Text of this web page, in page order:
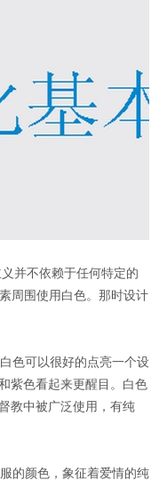
并不依赖于任何特定的
周围使用白色。那时设计
色可以很好的点亮一个设
紫色看起来更醒目。白色
教中被广泛使用，有纯
的颜色，象征着爱情的纯